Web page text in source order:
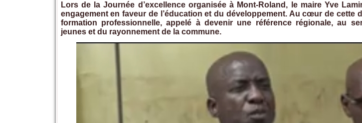
Lors de la Journée d’excellence organisée à Mont-Roland, le maire Yve
engagement en faveur de l’éducation et du développement. Au cœur de cette
formation professionnelle, appelé à devenir une référence régionale, au
jeunes et du rayonnement de la commune.